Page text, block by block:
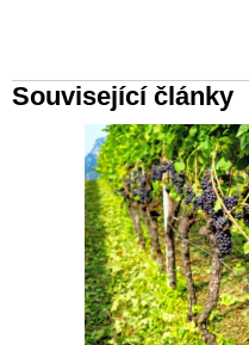
Související články